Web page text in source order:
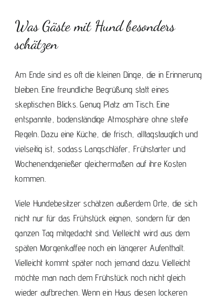
Was Gäste mit Hund besonders
schätzen
Am Ende sind es oft die kleinen Dinge, die in Erinnerung
bleiben. Eine freundliche Begrüßung statt eines
skeptischen Blicks. Genug Platz am Tisch. Eine
entspannte, bodenständige Atmosphäre ohne steife
Regeln. Dazu eine Küche, die frisch, alltagstauglich und
vielseitig ist, sodass Langschläfer, Frühstarter und
Wochenendgenießer gleichermaßen auf ihre Kosten
kommen
Viele Hundebesitzer schätzen außerdem Orte, die sich
nicht nur für das Frühstück eignen, sondern für den
ganzen Tag mitgedacht sind. Vielleicht wird aus dem
späten Morgenkaffee noch ein längerer Aufenthalt.
Vielleicht kommt später noch jemand dazu. Vielleicht
möchte man nach dem Frühstück noch nicht gleich
wieder aufbrechen. Wenn ein Haus diesen lockeren